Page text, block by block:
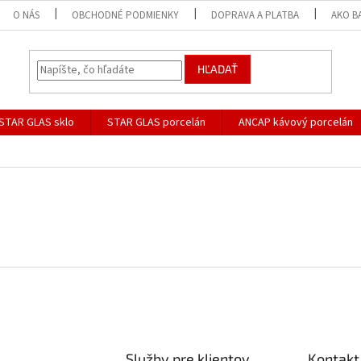
O NÁS OBCHODNÉ PODMIENKY DOPRAVA A PLATBA AKO
HĽADAŤ
GLAS sklo STAR GLAS porcelán ANCAP kávový porcelán